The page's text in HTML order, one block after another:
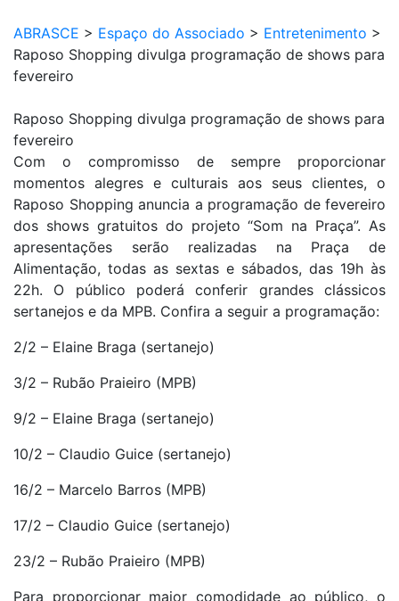
ABRASCE > Espaço do Associado > Entretenimento >
Raposo Shopping divulga programação de shows para
fevereiro
Raposo Shopping divulga programação de shows para
fevereiro
Com o compromisso de sempre proporcionar
momentos alegres e culturais aos seus clientes, o
Raposo Shopping anuncia a programação de fevereiro
dos shows gratuitos do projeto “Som na Praça”. As
apresentações serão realizadas na Praça de
Alimentação, todas as sextas e sábados, das 19h às
22h. O público poderá conferir grandes clássicos
sertanejos e da MPB. Confira a seguir a programação:
2/2 – Elaine Braga (sertanejo)
3/2 – Rubão Praieiro (MPB)
9/2 – Elaine Braga (sertanejo)
10/2 – Claudio Guice (sertanejo)
16/2 – Marcelo Barros (MPB)
17/2 – Claudio Guice (sertanejo)
23/2 – Rubão Praieiro (MPB)
Para proporcionar maior comodidade ao público, o